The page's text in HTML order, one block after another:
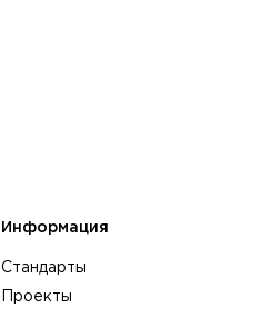
Информация
Стандарты
Проекты